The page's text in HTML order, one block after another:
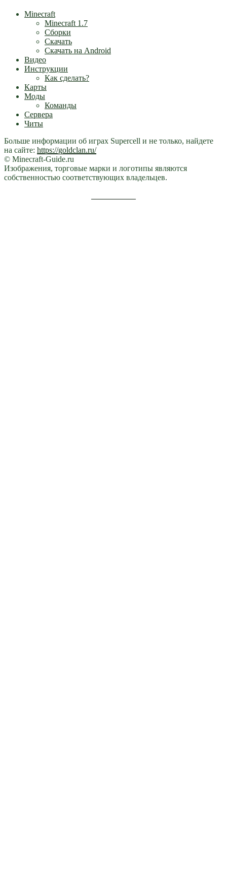
Minecraft
Minecraft 1.7
Сборки
Скачать
Скачать на Android
Видео
Инструкции
Как сделать?
Карты
Моды
Команды
Сервера
Читы
Больше информации об играх Supercell и не только, найдете
на сайте: https://goldclan.ru/
© Minecraft-Guide.ru
Изображения, торговые марки и логотипы являются
собственностью соответствующих владельцев.